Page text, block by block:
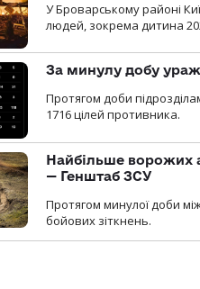
У Броварському районі
людей, зокрема дитина
За минулу добу
Протягом доби
1716 цілей противника.
Найбільше ворожих
— Генштаб ЗСУ
Протягом минулої доби
бойових зіткнень.